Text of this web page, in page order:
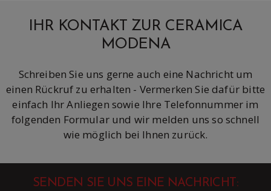
IHR KONTAKT ZUR CERAMICA
MODENA
Schreiben Sie uns gerne auch eine Nachricht um
einen Rückruf zu erhalten - Vermerken Sie dafür bitte
einfach Ihr Anliegen sowie Ihre Telefonnummer im
folgenden Formular und wir melden uns so schnell
wie möglich bei Ihnen zurück.
SENDEN SIE UNS EINE NACHRICHT: